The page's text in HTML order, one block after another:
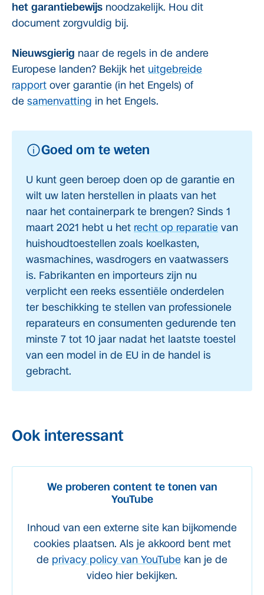
het garantiebewijs noodzakelijk. Hou dit
document zorgvuldig bij.
Nieuwsgierig naar de regels in de andere
Europese landen? Bekijk het uitgebreide
rapport over garantie (in het Engels) of
de samenvatting in het Engels.
Goed om te weten
U kunt geen beroep doen op de garantie en
wilt uw laten herstellen in plaats van het
naar het containerpark te brengen? Sinds 1
maart 2021 hebt u het recht op reparatie van
huishoudtoestellen zoals koelkasten,
wasmachines, wasdrogers en vaatwassers
is. Fabrikanten en importeurs zijn nu
verplicht een reeks essentiële onderdelen
ter beschikking te stellen van professionele
reparateurs en consumenten gedurende ten
minste 7 tot 10 jaar nadat het laatste toestel
van een model in de EU in de handel is
gebracht.
Ook interessant
We proberen content te tonen van
YouTube
Inhoud van een externe site kan bijkomende
cookies plaatsen. Als je akkoord bent met
de privacy policy van YouTube kan je de
video hier bekijken.